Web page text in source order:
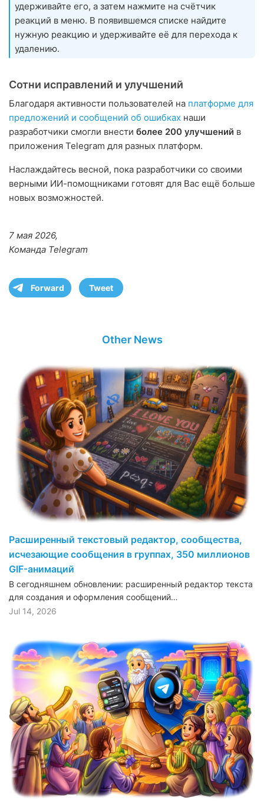
удерживайте его, а затем нажмите на счётчик
реакций в меню. В появившемся списке найдите
нужную реакцию и удерживайте её для перехода к
удалению.
Сотни исправлений и улучшений
Благодаря активности пользователей на платформе для
предложений и сообщений об ошибках наши
разработчики смогли внести более 200 улучшений в
приложения Telegram для разных платформ.
Наслаждайтесь весной, пока разработчики со своими
верными ИИ-помощниками готовят для Вас ещё больше
новых возможностей.
7 мая 2026,
Команда Telegram
Forward Tweet
Other News
Расширенный текстовый редактор, сообщества,
исчезающие сообщения в группах, 350 миллионов
GIF-анимаций
В сегодняшнем обновлении: расширенный редактор текста
для создания и оформления сообщений…
Jul 14, 2026